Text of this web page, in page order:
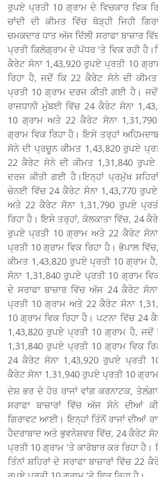
ਰੁਪਏ ਪ੍ਰਤੀ 10 ਗ੍ਰਾਮ ਦੇ ਵਿਚਕਾਰ ਵਿਕ
ਚਾਂਦੀ ਦੀ ਕੀਮਤ ਵਿੱਚ ਥੋੜ੍ਹੀ ਜਿਹੀ
ਚਮਕਦਾਰ ਧਾਤ ਅੱਜ ਦਿੱਲੀ ਸਰਾਫਾ ਬਾਜ਼ਾਰ
ਪ੍ਰਤੀ ਕਿਲੋਗ੍ਰਾਮ ਦੇ ਪੱਧਰ 'ਤੇ ਵਿਕ ਰਹੀ
ਕੈਰੇਟ ਸੋਨਾ 1,43,920 ਰੁਪਏ ਪ੍ਰਤੀ 10
ਰਿਹਾ ਹੈ, ਜਦੋਂ ਕਿ 22 ਕੈਰੇਟ ਸੋਨੇ ਦੀ
ਪ੍ਰਤੀ 10 ਗ੍ਰਾਮ ਦਰਜ ਕੀਤੀ ਗਈ ਹੈ। ਜਦੋਂ
ਰਾਜਧਾਨੀ ਮੁੰਬਈ ਵਿੱਚ 24 ਕੈਰੇਟ ਸੋਨਾ
10 ਗ੍ਰਾਮ ਅਤੇ 22 ਕੈਰੇਟ ਸੋਨਾ
ਗ੍ਰਾਮ ਵਿਕ ਰਿਹਾ ਹੈ। ਇਸੇ ਤਰ੍ਹਾਂ
ਸੋਨੇ ਦੀ ਪ੍ਰਚੂਨ ਕੀਮਤ 1,43,820 ਰੁਪਏ
22 ਕੈਰੇਟ ਸੋਨੇ ਦੀ ਕੀਮਤ 1,31,840 ਰੁਪਏ
ਦਰਜ ਕੀਤੀ ਗਈ ਹੈ।ਇਨ੍ਹਾਂ ਪ੍ਰਮੁੱਖ
ਚੇਨਈ ਵਿੱਚ 24 ਕੈਰੇਟ ਸੋਨਾ 1,43,770
ਅਤੇ 22 ਕੈਰੇਟ ਸੋਨਾ 1,31,790 ਰੁਪਏ
ਰਿਹਾ ਹੈ। ਇਸੇ ਤਰ੍ਹਾਂ, ਕੋਲਕਾਤਾ ਵਿੱਚ, 24
ਰੁਪਏ ਪ੍ਰਤੀ 10 ਗ੍ਰਾਮ ਅਤੇ 22 ਕੈਰੇਟ
ਪ੍ਰਤੀ 10 ਗ੍ਰਾਮ ਵਿਕ ਰਿਹਾ ਹੈ। ਭੋਪਾਲ
ਕੀਮਤ 1,43,820 ਰੁਪਏ ਪ੍ਰਤੀ 10 ਗ੍ਰਾਮ
ਸੋਨਾ 1,31,840 ਰੁਪਏ ਪ੍ਰਤੀ 10 ਗ੍ਰਾਮ
ਦੇ ਸਰਾਫਾ ਬਾਜ਼ਾਰ ਵਿੱਚ ਅੱਜ 24 ਕੈਰੇਟ
ਪ੍ਰਤੀ 10 ਗ੍ਰਾਮ ਅਤੇ 22 ਕੈਰੇਟ ਸੋਨਾ
10 ਗ੍ਰਾਮ ਵਿਕ ਰਿਹਾ ਹੈ। ਪਟਨਾ ਵਿੱਚ 24
1,43,820 ਰੁਪਏ ਪ੍ਰਤੀ 10 ਗ੍ਰਾਮ ਹੈ, ਜਦੋਂ
1,31,840 ਰੁਪਏ ਪ੍ਰਤੀ 10 ਗ੍ਰਾਮ ਵਿਕ
24 ਕੈਰੇਟ ਸੋਨਾ 1,43,920 ਰੁਪਏ ਪ੍ਰਤੀ
ਕੈਰੇਟ ਸੋਨਾ 1,31,940 ਰੁਪਏ ਪ੍ਰਤੀ 10 ਗ੍ਰਾਮ
ਦੇਸ਼ ਭਰ ਦੇ ਹੋਰ ਰਾਜਾਂ ਵਾਂਗ ਕਰਨਾਟਕ,
ਸਰਾਫਾ ਬਾਜ਼ਾਰਾਂ ਵਿੱਚ ਅੱਜ ਸੋਨੇ ਦੀਆਂ
ਗਿਰਾਵਟ ਆਈ। ਇਨ੍ਹਾਂ ਤਿੰਨੋਂ ਰਾਜਾਂ ਦੀਆਂ
ਹੈਦਰਾਬਾਦ ਅਤੇ ਭੁਵਨੇਸ਼ਵਰ ਵਿੱਚ, 24 ਕੈਰੇਟ
ਪ੍ਰਤੀ 10 ਗ੍ਰਾਮ 'ਤੇ ਕਾਰੋਬਾਰ ਕਰ ਰਿਹਾ
ਤਿੰਨਾਂ ਸ਼ਹਿਰਾਂ ਦੇ ਸਰਾਫਾ ਬਾਜ਼ਾਰਾਂ ਵਿੱਚ 22